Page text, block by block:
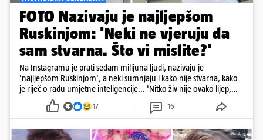
FOTO Nazivaju je najljepšom
Ruskinjom: 'Neki ne vjeruju da
sam stvarna. Što vi mislite?'
Na Instagramu je prati sedam milijuna ljudi, nazivaju je
'najljepšom Ruskinjom', a neki sumnjaju i kako nije stvarna, kako
je riječ o radu umjetne inteligencije... 'Nitko živ nije ovako lijep,
sigurno je AI', stoji u jednom komentaru pod njezinim
objavama...
17 16